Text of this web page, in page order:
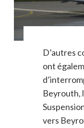
D’autres
ont
Beyrouth,
vers